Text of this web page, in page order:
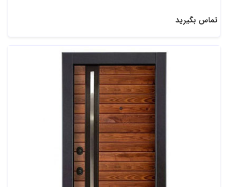
تماس بگیرید